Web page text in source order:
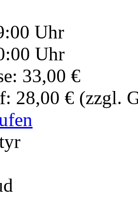
Uhr
Uhr
33,00 €
28,00 € (zzgl.